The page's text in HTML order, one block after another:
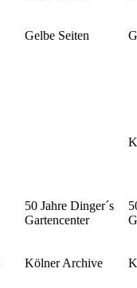
Gelbe Seiten
50 Jahre Dinger´s
Gartencenter
Kölner Archive